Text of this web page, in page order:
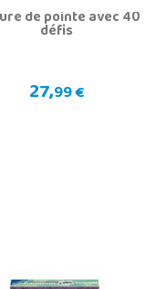
de pointe avec 40
défis
27,99 €